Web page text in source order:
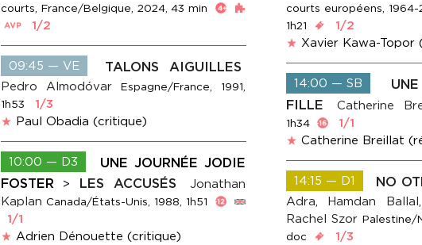
courts, France/Belgique, 2024, 43 min
1/2
09:45 — VE TALONS AIGUILLES
Pedro Almodóvar
Espagne/France, 1991,
1h53
1/3
Paul Obadia (critique)
10:00 — D3
UNE JOURNÉE JODIE
FOSTER
> LES ACCUSÉS
Jonathan
Kaplan Canada/États-Unis, 1988, 1h51
1/1
Adrien Dénouette (critique)
courts européens,
1h21
1/2
Xavier Kawa-Topor
14:00 — SB
FILLE
Catherine
1h34
1/1
Catherine Breillat
14:15 — D1 NO
Adra, Hamdan Ballal
Rachel Szor Palestine/
doc
1/3